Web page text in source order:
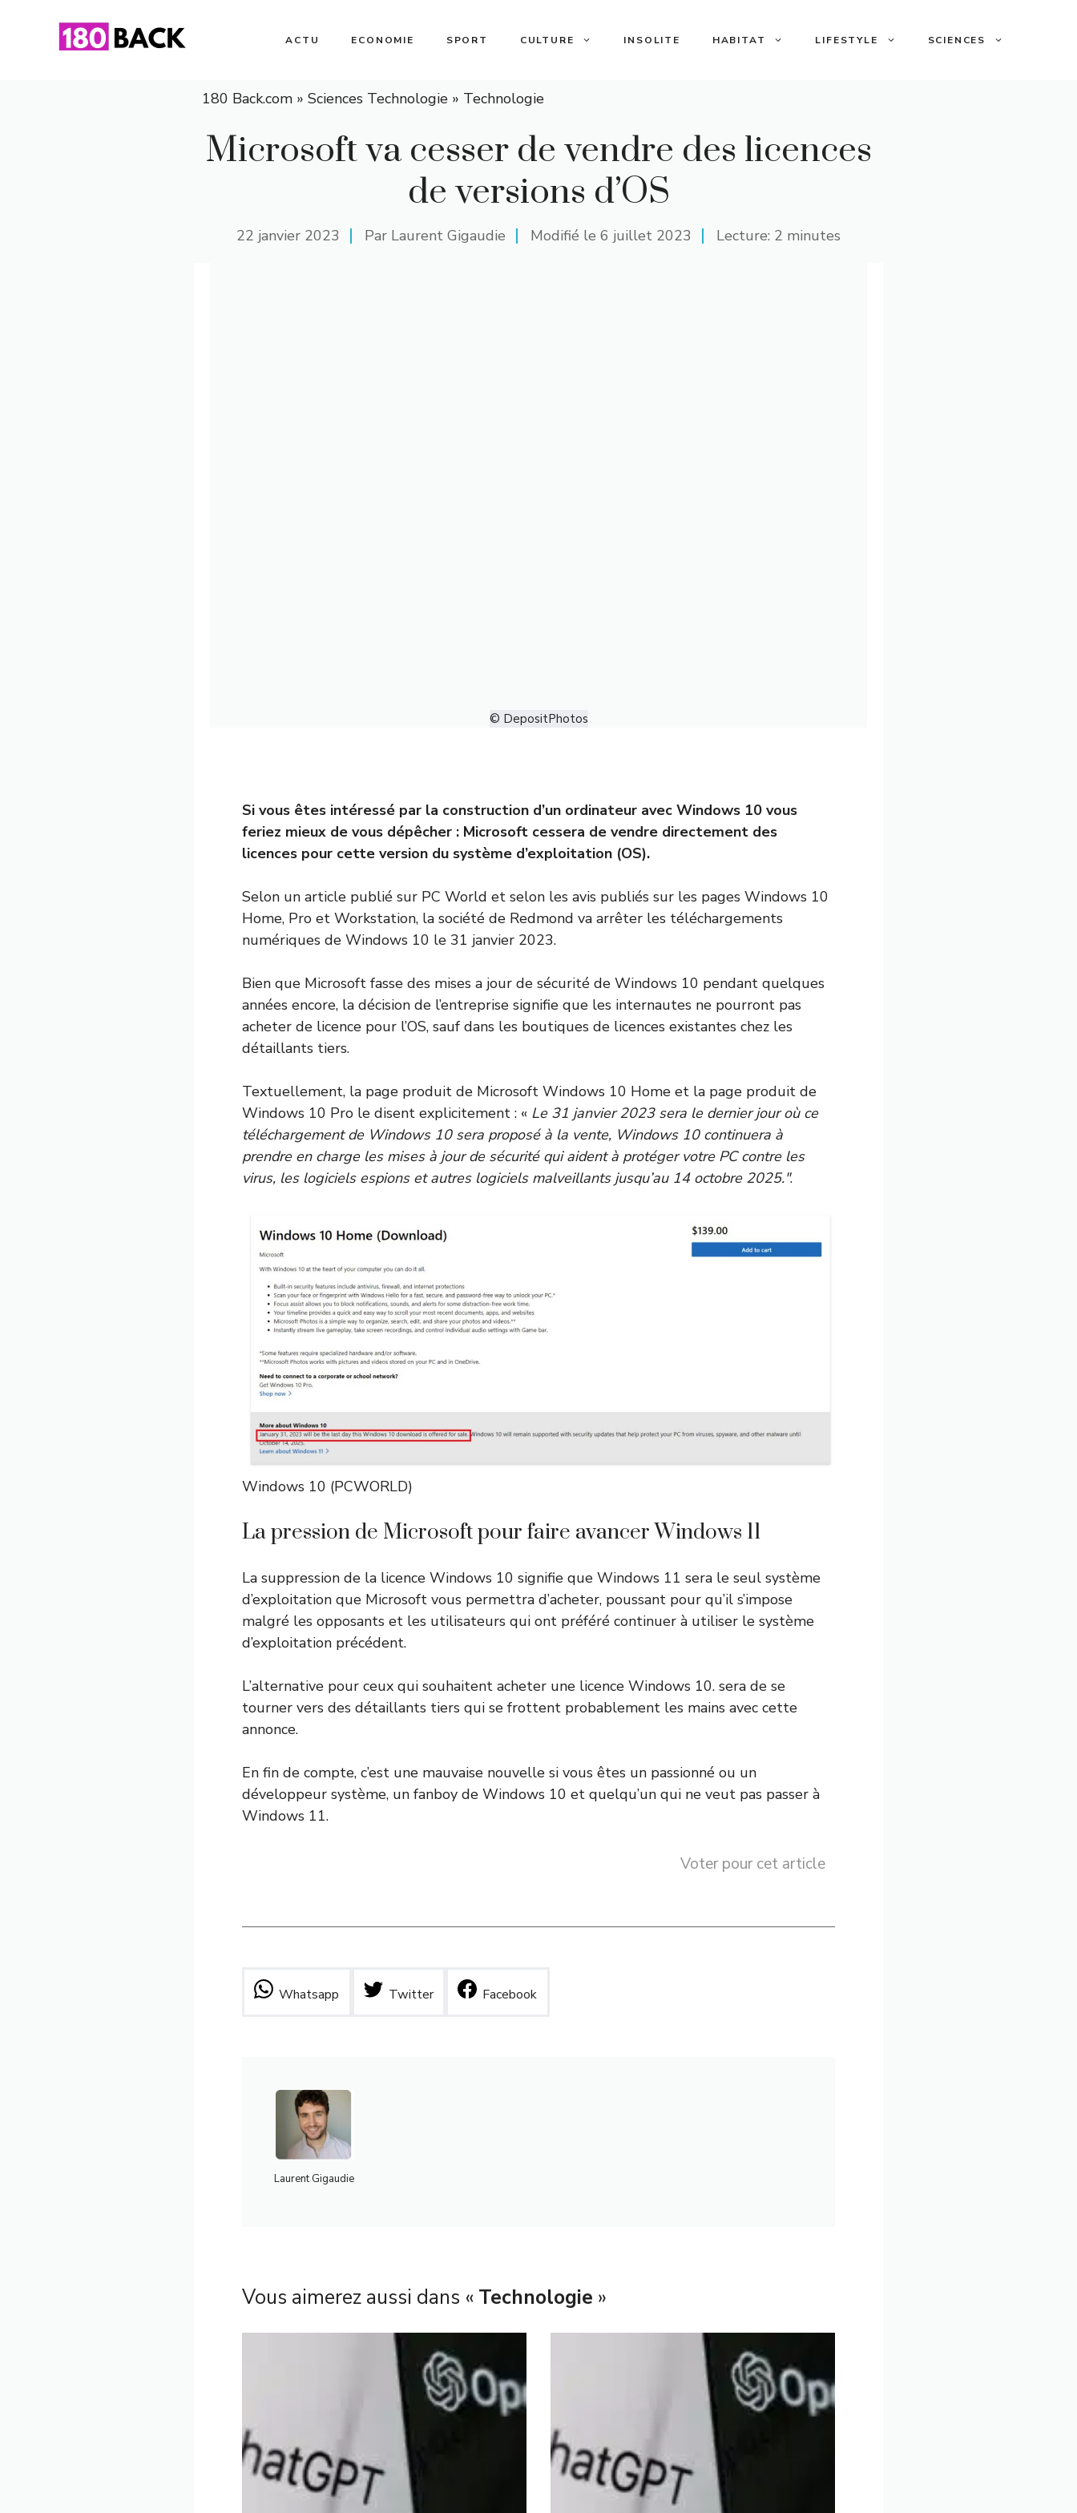
ACTU ECONOMIE SPORT CULTURE INSOLITE HABITAT LIFESTYLE SCIENCES
180 Back.com » Sciences Technologie » Technologie
Microsoft va cesser de vendre des licences
de versions d’OS
22 janvier 2023 Par Laurent Gigaudie Modifié le 6 juillet 2023 Lecture: 2 minutes
© DepositPhotos
Si vous êtes intéressé par la construction d’un ordinateur avec Windows 10 vous
feriez mieux de vous dépêcher : Microsoft cessera de vendre directement des
licences pour cette version du système d’exploitation (OS).
Selon un article publié sur PC World et selon les avis publiés sur les pages Windows 10
Home, Pro et Workstation, la société de Redmond va arrêter les téléchargements
numériques de Windows 10 le 31 janvier 2023.
Bien que Microsoft fasse des mises a jour de sécurité de Windows 10 pendant quelques
années encore, la décision de l’entreprise signifie que les internautes ne pourront pas
acheter de licence pour l’OS, sauf dans les boutiques de licences existantes chez les
détaillants tiers.
Textuellement, la page produit de Microsoft Windows 10 Home et la page produit de
Windows 10 Pro le disent explicitement : « Le 31 janvier 2023 sera le dernier jour où ce
téléchargement de Windows 10 sera proposé à la vente, Windows 10 continuera à
prendre en charge les mises à jour de sécurité qui aident à protéger votre PC contre les
virus, les logiciels espions et autres logiciels malveillants jusqu’au 14 octobre 2025.″.
Windows 10 (PCWORLD)
La pression de Microsoft pour faire avancer Windows 11
La suppression de la licence Windows 10 signifie que Windows 11 sera le seul système
d’exploitation que Microsoft vous permettra d’acheter, poussant pour qu’il s’impose
malgré les opposants et les utilisateurs qui ont préféré continuer à utiliser le système
d’exploitation précédent.
L’alternative pour ceux qui souhaitent acheter une licence Windows 10. sera de se
tourner vers des détaillants tiers qui se frottent probablement les mains avec cette
annonce.
En fin de compte, c’est une mauvaise nouvelle si vous êtes un passionné ou un
développeur système, un fanboy de Windows 10 et quelqu’un qui ne veut pas passer à
Windows 11.
Voter pour cet article
Whatsapp Twitter Facebook
Laurent Gigaudie
Vous aimerez aussi dans « Technologie »